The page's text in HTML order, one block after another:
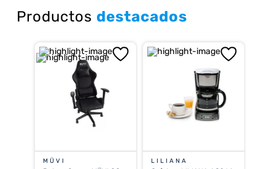
Productos destacados
MÜVI LILIANA